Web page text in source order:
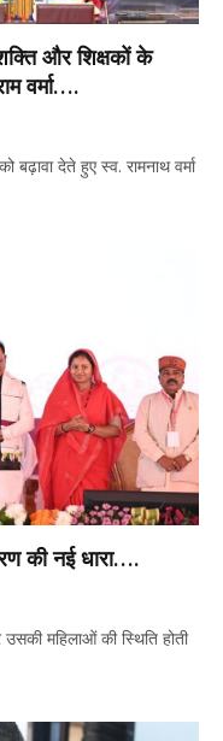
शक्ति और शिक्षकों के
वर्मा….
बढ़ावा देते हुए स्व. रामनाथ वर्मा
की नई धारा….
महिलाओं की स्थिति होती